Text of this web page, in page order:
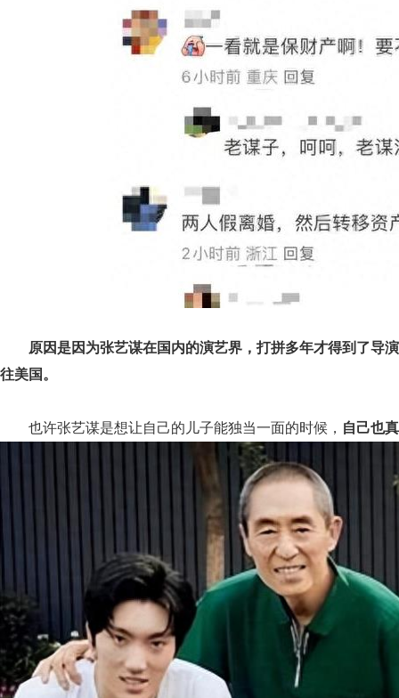
原因是因为张艺谋在国内的演艺界，打拼多年才得到了导
往美国。
也许张艺谋是想让自己的儿子能独当一面的时候， 自己也